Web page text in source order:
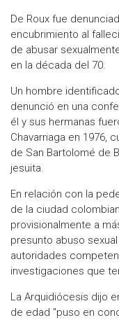
De Roux fue
encubrimiento al
de abusar
en la década del 70.
Un hombre
denunció en una
él y sus hermanas
Chavarriaga en 1976,
de San Bartolomé de
jesuita.
En relación con la
de la ciudad
provisionalmente a
presunto abuso
autoridades
investigaciones que
La Arquidiócesis dijo
de edad "puso en